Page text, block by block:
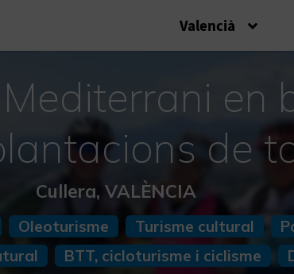
Valencià
en
de
Cullera, VALÈNCIA
Oleoturisme Turisme cultural
BTT, cicloturisme i ciclisme